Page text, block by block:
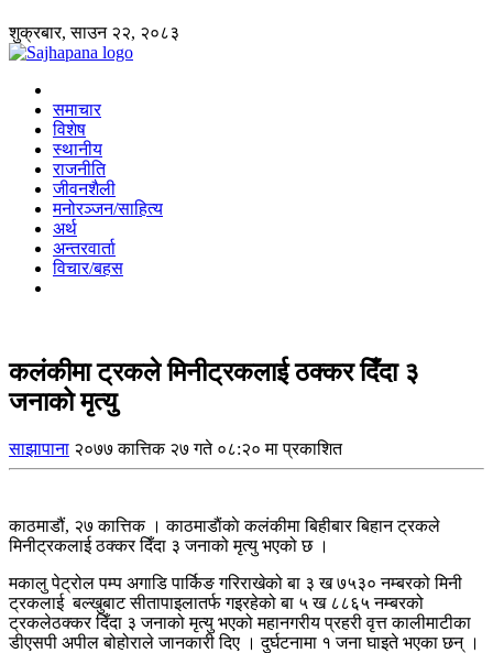
शुक्रबार, साउन २२, २०८३
समाचार
विशेष
स्थानीय
राजनीति
जीवनशैली
मनोरञ्जन/साहित्य
अर्थ
अन्तरवार्ता
विचार/बहस
कलंकीमा ट्रकले मिनीट्रकलाई ठक्कर दिँदा ३
जनाको मृत्यु
साझापाना २०७७ कात्तिक २७ गते ०८:२० मा प्रकाशित
काठमाडौं, २७ कात्तिक । काठमाडाैंकाे कलंकीमा बिहीबार बिहान ट्रकले
मिनीट्रकलाई ठक्कर दिँदा ३ जनाको मृत्यु भएको छ ।
मकालु पेट्रोल पम्प अगाडि पार्किङ गरिराखेको बा ३ ख ७५३० नम्बरको मिनी
ट्रकलाई बल्खुबाट सीतापाइलातर्फ गइरहेको बा ५ ख ८८६५ नम्बरको
ट्रकलेठक्कर दिँदा ३ जनाको मृत्यु भएको महानगरीय प्रहरी वृत्त कालीमाटीका
डीएसपी अपील बोहोराले जानकारी दिए । दुर्घटनामा १ जना घाइते भएका छन् ।